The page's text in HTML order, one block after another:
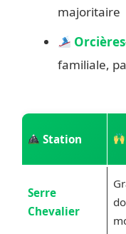
majoritaire
familiale,
Station
Serre
Chevalier